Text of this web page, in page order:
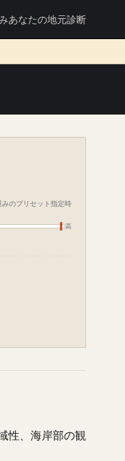
あなたの地元診断
のプリセット指定時
高
性、海岸部の観